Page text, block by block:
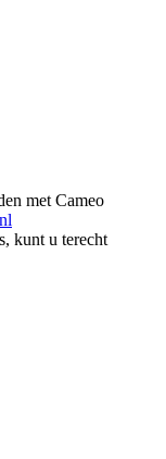
met Cameo
kunt u terecht